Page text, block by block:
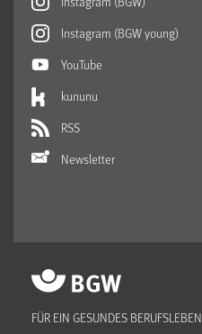
Instagram (BGW young)
YouTube
kununu
RSS
Newsletter
FÜR EIN GESUNDES BERUFSLEBEN